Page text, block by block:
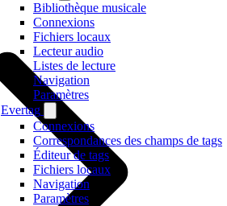
Bibliothèque musicale
Connexions
Fichiers locaux
Lecteur audio
Listes de lecture
Navigation
Paramètres
Evertag
Connexions
Correspondances des champs de tags
Éditeur de tags
Fichiers locaux
Navigation
Paramètres